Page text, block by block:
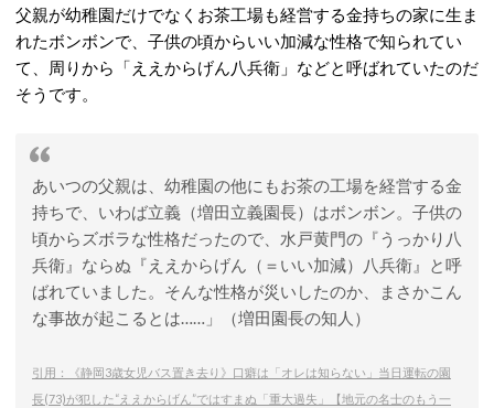
父親が幼稚園だけでなくお茶工場も経営する金持ちの家に生ま
れたボンボンで、子供の頃からいい加減な性格で知られてい
て、周りから「ええからげん八兵衛」などと呼ばれていたのだ
そうです。
あいつの父親は、幼稚園の他にもお茶の工場を経営する金
持ちで、いわば立義（増田立義園長）はボンボン。子供の
頃からズボラな性格だったので、水戸黄門の『うっかり八
兵衛』ならぬ『ええからげん（＝いい加減）八兵衛』と呼
ばれていました。そんな性格が災いしたのか、まさかこん
な事故が起こるとは……」（増田園長の知人）
引用：《静岡3歳女児バス置き去り》口癖は「オレは知らない」当日運転の園
長(73)が犯した“ええからげん”ではすまぬ「重大過失」【地元の名士のもう一